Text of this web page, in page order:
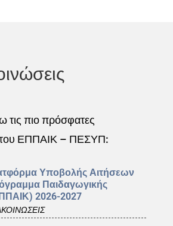
τις πιο πρόσφατες
του ΕΠΠΑΙΚ – ΠΕΣΥΠ:
Υποβολής Αιτήσεων
Παιδαγωγικής
2026-2027